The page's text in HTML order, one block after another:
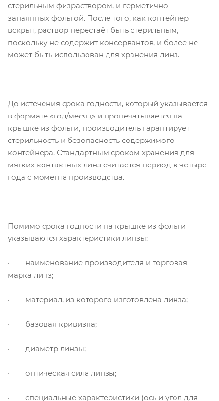
стерильным физраствором, и герметично
запаянных фольгой. После того, как контейнер
вскрыт, раствор перестаёт быть стерильным,
поскольку не содержит консервантов, и более не
может быть использован для хранения линз.
До истечения срока годности, который указывается
в формате «год/месяц» и пропечатывается на
крышке из фольги, производитель гарантирует
стерильность и безопасность содержимого
контейнера. Стандартным сроком хранения для
мягких контактных линз считается период в четыре
года с момента производства.
Помимо срока годности на крышке из фольги
указываются характеристики линзы:
· наименование производителя и торговая
марка линз;
· материал, из которого изготовлена линза;
· базовая кривизна;
· диаметр линзы;
· оптическая сила линзы;
· специальные характеристики (ось и угол для